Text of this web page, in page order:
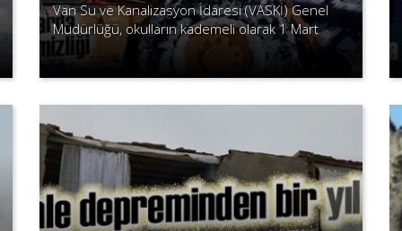
Van Su ve Kanalizasyon İdaresi (VASKİ) Genel
Müdürlüğü, okulların kademeli olarak 1 Mart
itibariyle başlamasına kısa bir süre kala kırsaldaki
Devamını Oku